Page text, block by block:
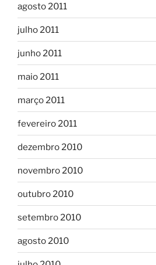
agosto 2011
julho 2011
junho 2011
maio 2011
março 2011
fevereiro 2011
dezembro 2010
novembro 2010
outubro 2010
setembro 2010
agosto 2010